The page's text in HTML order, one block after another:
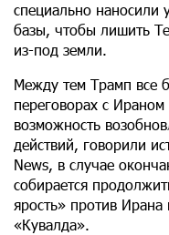
специально наносили
базы, чтобы лишить
из-под земли.
Между тем Трамп все
переговорах с Ираном
возможность
действий, говорили
News, в случае
собирается
ярость» против
«Кувалда».